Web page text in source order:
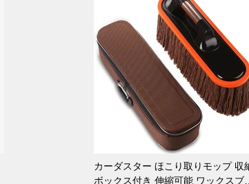
カーダスター ほこり取りモップ 収納
ボックス付き 伸縮可能 ワックスブラ